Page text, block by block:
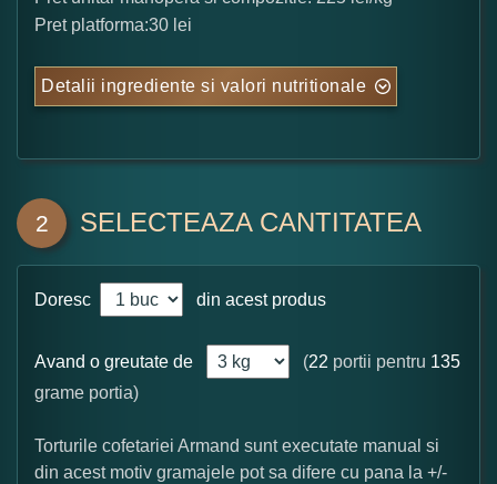
Pret platforma:30 lei
Detalii ingrediente si valori nutritionale
2 SELECTEAZA CANTITATEA
Doresc din acest produs
Avand o greutate de (22 portii pentru 135
grame portia)
Torturile cofetariei Armand sunt executate manual si
din acest motiv gramajele pot sa difere cu pana la +/-